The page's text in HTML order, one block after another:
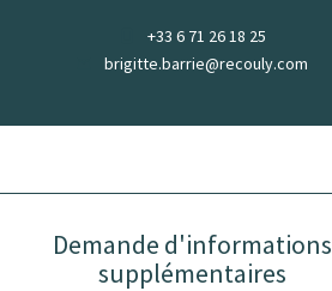
+33 6 71 26 18 25
brigitte.barrie@recouly.com
Demande d'informations
supplémentaires